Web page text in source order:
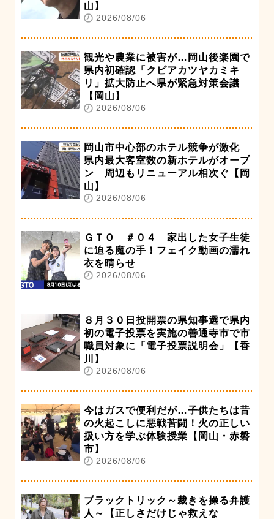
山】
2026/08/06
観光や農業に被害が…岡山後楽園で
県内初確認「クビアカツヤカミキ
リ」拡大防止へ県が緊急対策会議
【岡山】
2026/08/06
岡山市中心部のホテル競争が激化
県内最大客室数の新ホテルがオープ
ン 周辺もリニューアル相次ぐ【岡
山】
2026/08/06
ＧＴＯ ＃０４ 家出した女子生徒
に迫る魔の手！フェイク動画の濡れ
衣を晴らせ
2026/08/06
８月３０日投開票の県知事選で県内
初の電子投票を実施の善通寺市で市
職員対象に「電子投票説明会」【香
川】
2026/08/06
今はガスで便利だが…子供たちは昔
の火起こしに悪戦苦闘！火の正しい
扱い方を学ぶ体験授業【岡山・赤磐
市】
2026/08/06
ブラックトリック～裁きを操る弁護
人～【正しさだけじゃ救えな